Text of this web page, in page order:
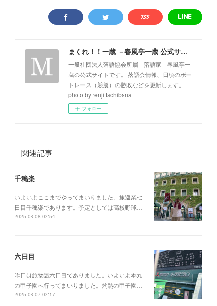
まくれ！！一蔵 －春風亭一蔵 公式サイト－
一般社団法人落語協会所属 落語家 春風亭一
蔵の公式サイトです。 落語会情報、日頃のボー
トレース（競艇）の勝敗などを更新します。
photo by renji tachibana
フォロー
関連記事
千穐楽
いよいよここまでやってまいりました。旅巡業七
日目千穐楽であります。予定としては高校野球…
2025.08.08 02:54
六日目
昨日は旅物語六日目でありました。いよいよ本丸
の甲子園へ行ってまいりました。灼熱の甲子園…
2025.08.07 02:17